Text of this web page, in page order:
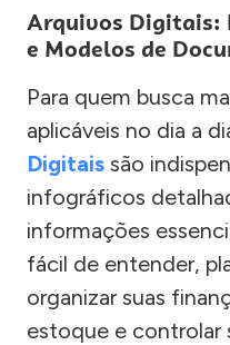
Arquivos Digitais:
e Modelos de
Para quem busca
aplicáveis no dia a
Digitais são
infográficos
informações
fácil de entender,
organizar suas
estoque e controlar